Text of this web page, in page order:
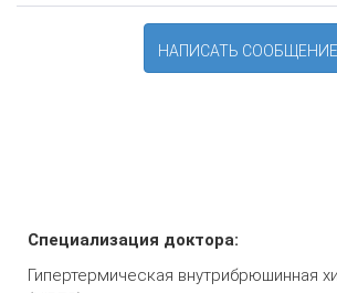
НАПИСАТЬ СООБЩЕНИЕ
Специализация доктора:
Гипертермическая внутрибрюшинная